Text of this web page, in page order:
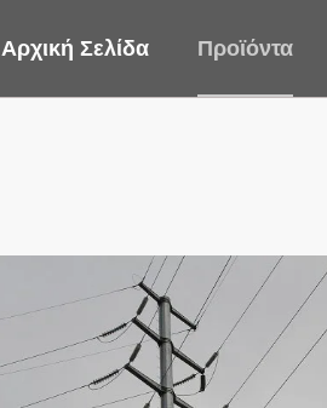
Αρχική Σελίδα Προϊόντα